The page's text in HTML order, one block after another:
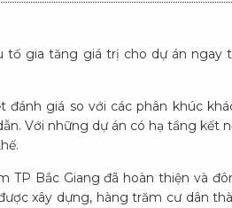
tố gia tăng giá trị cho dự án ngay
giá so với các phân khúc
Với những dự án có hạ tầng kết
Bắc Giang đã hoàn thiện và
xây dựng, hàng trăm cư dân